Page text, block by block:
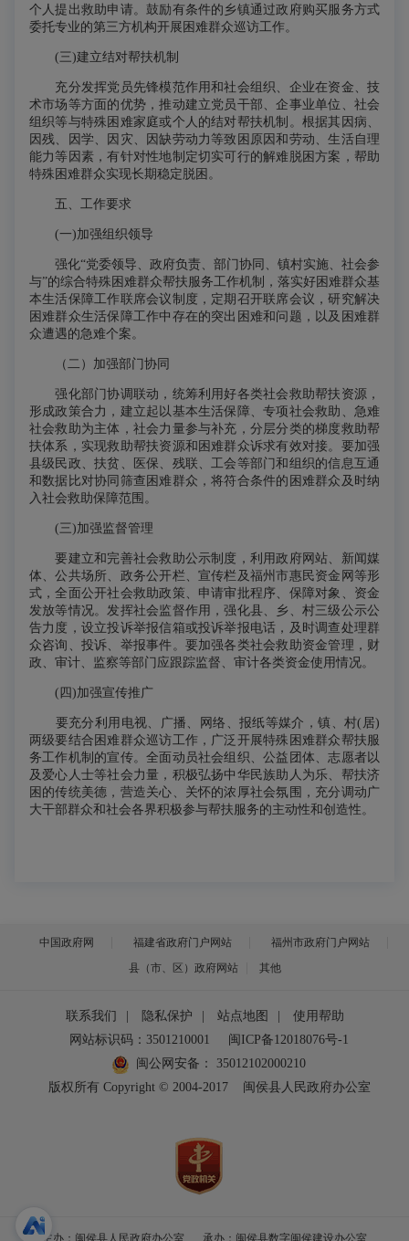
个人提出救助申请。鼓励有条件的乡镇通过政府购买服务方式
委托专业的第三方机构开展困难群众巡访工作。
(三)建立结对帮扶机制
充分发挥党员先锋模范作用和社会组织、企业在资金、技
术市场等方面的优势，推动建立党员干部、企事业单位、社会
组织等与特殊困难家庭或个人的结对帮扶机制。根据其因病、
因残、因学、因灾、因缺劳动力等致困原因和劳动、生活自理
能力等因素，有针对性地制定切实可行的解难脱困方案，帮助
特殊困难群众实现长期稳定脱困。
五、工作要求
(一)加强组织领导
强化“党委领导、政府负责、部门协同、镇村实施、社会参
与”的综合特殊困难群众帮扶服务工作机制，落实好困难群众基
本生活保障工作联席会议制度，定期召开联席会议，研究解决
困难群众生活保障工作中存在的突出困难和问题，以及困难群
众遭遇的急难个案。
（二）加强部门协同
强化部门协调联动，统筹利用好各类社会救助帮扶资源，
形成政策合力，建立起以基本生活保障、专项社会救助、急难
社会救助为主体，社会力量参与补充，分层分类的梯度救助帮
扶体系，实现救助帮扶资源和困难群众诉求有效对接。要加强
县级民政、扶贫、医保、残联、工会等部门和组织的信息互通
和数据比对协同筛查困难群众，将符合条件的困难群众及时纳
入社会救助保障范围。
(三)加强监督管理
要建立和完善社会救助公示制度，利用政府网站、新闻媒
体、公共场所、政务公开栏、宣传栏及福州市惠民资金网等形
式，全面公开社会救助政策、申请审批程序、保障对象、资金
发放等情况。发挥社会监督作用，强化县、乡、村三级公示公
告力度，设立投诉举报信箱或投诉举报电话，及时调查处理群
众咨询、投诉、举报事件。要加强各类社会救助资金管理，财
政、审计、监察等部门应跟踪监督、审计各类资金使用情况。
(四)加强宣传推广
要充分利用电视、广播、网络、报纸等媒介，镇、村(居)
两级要结合困难群众巡访工作，广泛开展特殊困难群众帮扶服
务工作机制的宣传。全面动员社会组织、公益团体、志愿者以
及爱心人士等社会力量，积极弘扬中华民族助人为乐、帮扶济
困的传统美德，营造关心、关怀的浓厚社会氛围，充分调动广
大干部群众和社会各界积极参与帮扶服务的主动性和创造性。
中国政府网 福建省政府门户网站
福州市政府门户网站
县（市、区）政府网站
其他
联系我们 隐私保护 站点地图
使用帮助
网站标识码：3501210001
闽ICP备12018076号-1
闽公网安备：
35012102000210
版权所有 Copyright © 2004-2017
闽侯县人民政府办公室
主办：闽侯县人民政府办公室 承办：闽侯县数字闽侯建设办公室